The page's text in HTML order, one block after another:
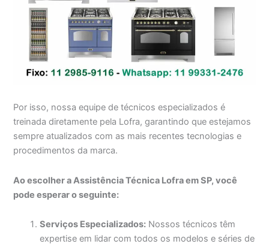
Por isso, nossa equipe de técnicos especializados é
treinada diretamente pela Lofra, garantindo que estejamos
sempre atualizados com as mais recentes tecnologias e
procedimentos da marca.
Ao escolher a Assistência Técnica Lofra em SP, você
pode esperar o seguinte:
Serviços Especializados: Nossos técnicos têm
expertise em lidar com todos os modelos e séries de